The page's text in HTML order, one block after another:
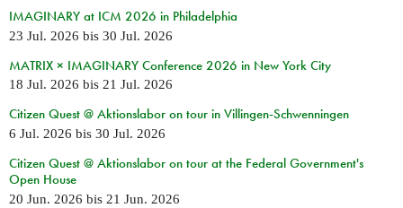
IMAGINARY at ICM 2026 in Philadelphia
23 Jul. 2026 bis 30 Jul. 2026
MATRIX × IMAGINARY Conference 2026 in New York City
18 Jul. 2026 bis 21 Jul. 2026
Citizen Quest @ Aktionslabor on tour in Villingen-Schwenningen
6 Jul. 2026 bis 30 Jul. 2026
Citizen Quest @ Aktionslabor on tour at the Federal Government's
Open House
20 Jun. 2026 bis 21 Jun. 2026